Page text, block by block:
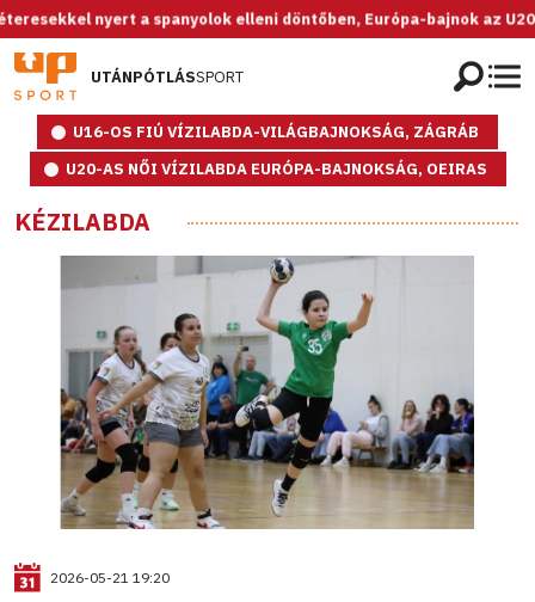
a spanyolok elleni döntőben, Európa-bajnok az U20-as női
UTÁNPÓTLÁSSPORT
U16-OS FIÚ VÍZILABDA-VILÁGBAJNOKSÁG, ZÁGRÁB
U20-AS NŐI VÍZILABDA EURÓPA-BAJNOKSÁG, OEIRAS
KÉZILABDA
2026-05-21 19:20